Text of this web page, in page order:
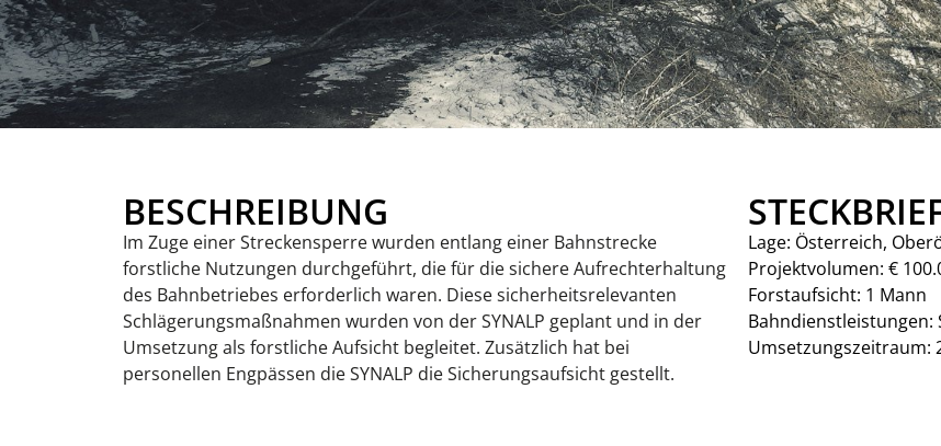
BESCHREIBUNG
Im Zuge einer Streckensperre wurden entlang einer Bahnstrecke
forstliche Nutzungen durchgeführt, die für die sichere Aufrechterhaltung
des Bahnbetriebes erforderlich waren. Diese sicherheitsrelevanten
Schlägerungsmaßnahmen wurden von der SYNALP geplant und in der
Umsetzung als forstliche Aufsicht begleitet. Zusätzlich hat bei
personellen Engpässen die SYNALP die Sicherungsaufsicht gestellt.
Lage: Österreich,
Projektvolumen: €
Forstaufsicht: 1 Mann
Bahndienstleistungen:
Umsetzungszeitraum: